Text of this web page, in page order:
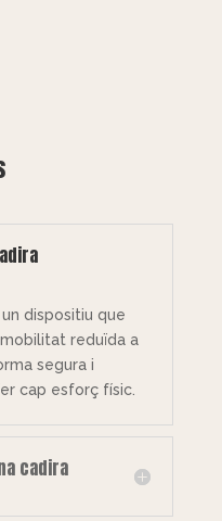
dispositiu que
reduïda a
segura i
cap esforç físic.
cadira